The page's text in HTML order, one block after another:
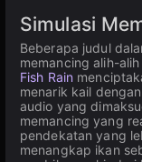
Simulasi
Beberapa judul
memancing alih-
Fish Rain
menarik kail
audio yang
memancing yang
pendekatan yang
menangkap ikan